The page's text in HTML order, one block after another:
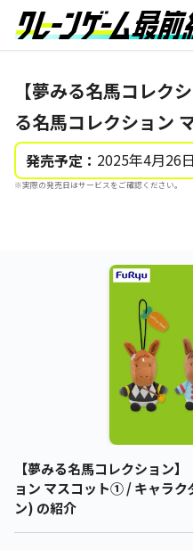
【夢みる名馬コレク
る名馬コレクション
発売予定： 2025年4月26
※実際の発売日はサービスをご確認ください。
【夢みる名馬コレクション
ョン マスコット① / キャラク
ン) の紹介